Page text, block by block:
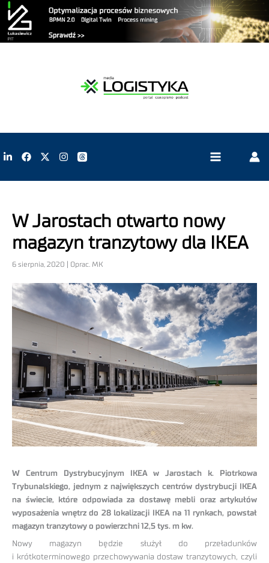
W Jarostach otwarto nowy
magazyn tranzytowy dla IKEA
6 sierpnia, 2020 | Oprac. MK
W Centrum Dystrybucyjnym IKEA w Jarostach k. Piotrkowa
Trybunalskiego, jednym z największych centrów dystrybucji IKEA
na świecie, które odpowiada za dostawę mebli oraz artykułów
wyposażenia wnętrz do 28 lokalizacji IKEA na 11 rynkach, powstał
magazyn tranzytowy o powierzchni 12,5 tys. m kw.
Nowy magazyn będzie służył do przeładunków
i krótkoterminowego przechowywania dostaw tranzytowych, czyli